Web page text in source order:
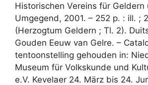
Historischen Vereins für Geldern
Umgegend, 2001. – 252 p. : ill. ;
(Herzogtum Geldern ; Tl. 2).
Gouden Eeuw van Gelre. –
tentoonstelling gehouden in:
Museum für Volkskunde und
e.V. Kevelaer 24. März bis 24.